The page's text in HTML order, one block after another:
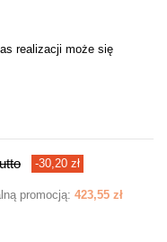
realizacji może się
-30,20 zł
promocją: 423,55 zł